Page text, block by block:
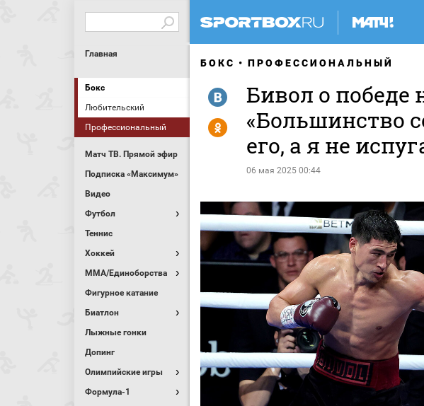
Главная
Бокс
Любительский
Профессиональный
Матч ТВ. Прямой эфир
Подписка «Максимум»
Видео
Футбол
Теннис
Хоккей
MMA/Единоборства
Фигурное катание
Биатлон
Лыжные гонки
Допинг
Олимпийские игры
Формула-1
БОКС ПРОФЕССИОНАЛЬНЫЙ
Бивол о победе
«Большинство
его, а я не
06 мая 2025 00:44
R
Y